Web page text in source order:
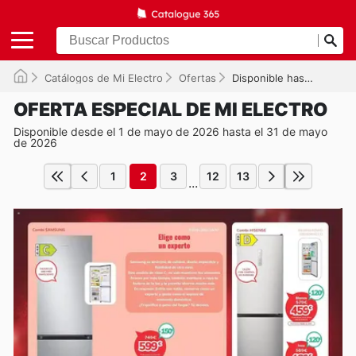
Catálogos de Mi Electro Ofertas Disponible hasta el 31/05/2026
OFERTA ESPECIAL DE MI ELECTRO
Disponible desde el 1 de mayo de 2026 hasta el 31 de mayo
de 2026
1 2 3 ... 12 13